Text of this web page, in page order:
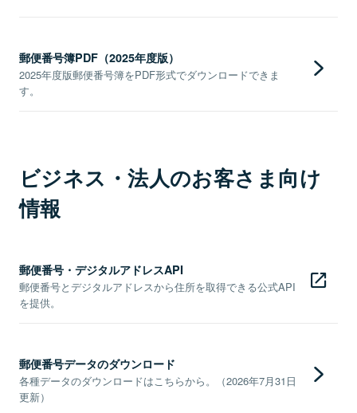
郵便番号簿PDF（2025年度版）
2025年度版郵便番号簿をPDF形式でダウンロードできま
す。
ビジネス・法人のお客さま向け
情報
郵便番号・デジタルアドレスAPI
郵便番号とデジタルアドレスから住所を取得できる公式API
を提供。
郵便番号データのダウンロード
各種データのダウンロードはこちらから。（2026年7月31日
更新）